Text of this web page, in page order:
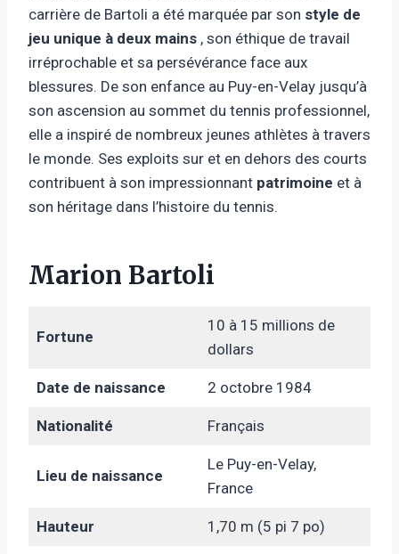
carrière de Bartoli a été marquée par son style de
jeu unique à deux mains , son éthique de travail
irréprochable et sa persévérance face aux
blessures. De son enfance au Puy-en-Velay jusqu’à
son ascension au sommet du tennis professionnel,
elle a inspiré de nombreux jeunes athlètes à travers
le monde. Ses exploits sur et en dehors des courts
contribuent à son impressionnant patrimoine et à
son héritage dans l’histoire du tennis.
Marion Bartoli
Fortune
10 à 15 millions de
dollars
Date de naissance 2 octobre 1984
Nationalité Français
Lieu de naissance
Le Puy-en-Velay,
France
Hauteur 1,70 m (5 pi 7 po)